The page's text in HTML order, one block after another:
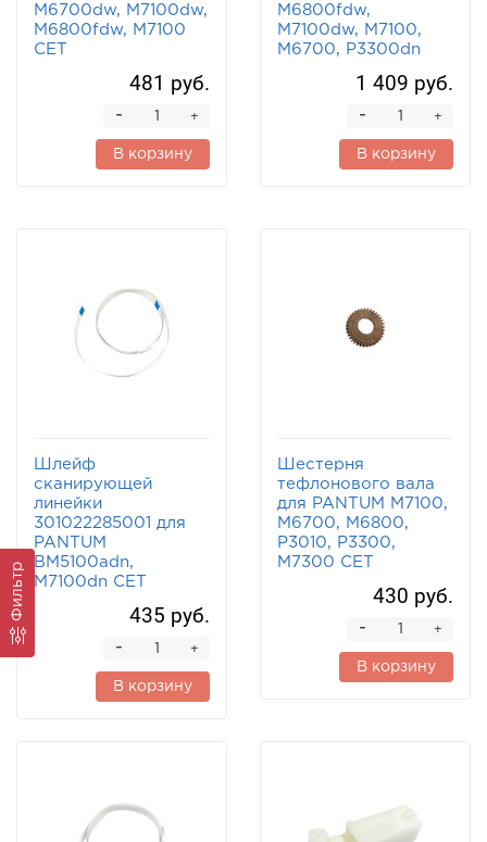
Фильтр
M6700dw, M7100dw,
M6800fdw, M7100
CET
481 руб.
+
-
В корзину
M6800fdw,
M7100dw, M7100,
M6700, P3300dn
1 409 руб.
+
-
В корзину
Шлейф
сканирующей
линейки
301022285001 для
PANTUM
BM5100adn,
M7100dn CET
435 руб.
+
-
В корзину
Шестерня
тефлонового вала
для PANTUM M7100,
M6700, M6800,
P3010, P3300,
M7300 CET
430 руб.
+
-
В корзину